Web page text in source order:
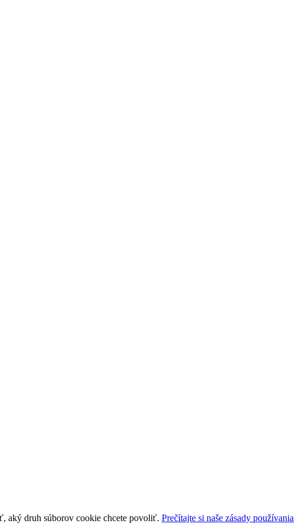
aký druh súborov cookie chcete povoliť. Prečítajte si naše zásady používania